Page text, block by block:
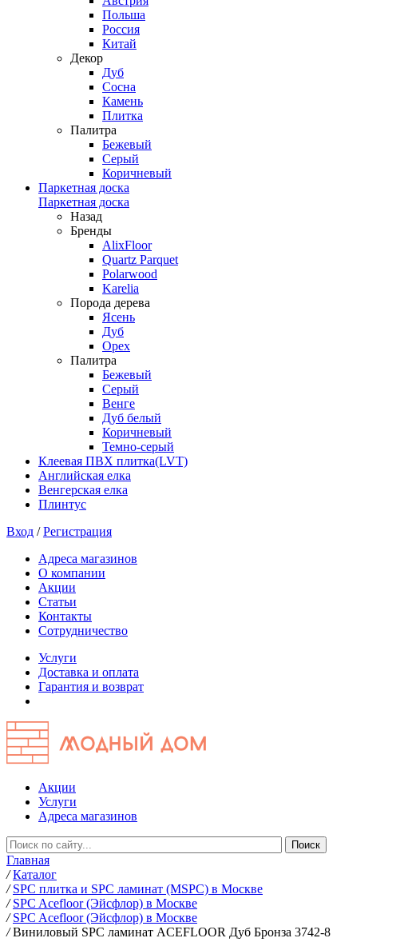
Польша
Россия
Китай
Декор
Дуб
Сосна
Камень
Плитка
Палитра
Бежевый
Серый
Коричневый
Паркетная доска
Паркетная доска
Назад
Бренды
AlixFloor
Quartz Parquet
Polarwood
Karelia
Порода дерева
Ясень
Дуб
Орех
Палитра
Бежевый
Серый
Венге
Дуб белый
Коричневый
Темно-серый
Клеевая ПВХ плитка(LVT)
Английская елка
Венгерская елка
Плинтус
Вход /Регистрация
Адреса магазинов
О компании
Акции
Статьи
Контакты
Сотрудничество
Услуги
Доставка и оплата
Гарантия и возврат
Акции
Услуги
Адреса магазинов
Главная
/ Каталог
/ SPC плитка и SPC ламинат (MSPC) в Москве
/ SPC Acefloor (Эйсфлор) в Москве
/ SPC Acefloor (Эйсфлор) в Москве
/ Виниловый SPC ламинат ACEFLOOR Дуб Бронза 3742-8